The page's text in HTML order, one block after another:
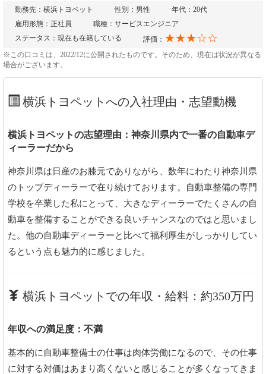
勤務先：横浜トヨペット 性別：男性
年代：20代
雇用形態：正社員
職種：サービスエンジニア
ステータス：現在も在籍している
評価： ★★★☆☆
※この口コミは、2022/12に公開されたものです。そのため、現在は状況が異なる
場合がございます。
横浜トヨペットへの入社理由・志望動機
横浜トヨペットの志望理由：神奈川県内で一番の自動車デ
ィーラーだから
神奈川県は日産のお膝元でありながら、数年にわたり神奈川県
のトップディーラーで在り続けております。自動車整備の専門
学校を卒業した私にとって、大きなディーラーでたくさんの自
動車を整備することができる良いチャンスなのではと思いまし
た。他の自動車ディーラーと比べて福利厚生がしっかりしてい
るという点も魅力的に感じました。
横浜トヨペットでの年収・給料：約350万円
年収への満足度：不満
基本的に自動車整備士の仕事は肉体労働になるので、その仕事
に対する対価はあまり高くないと感じることが多くなってきま